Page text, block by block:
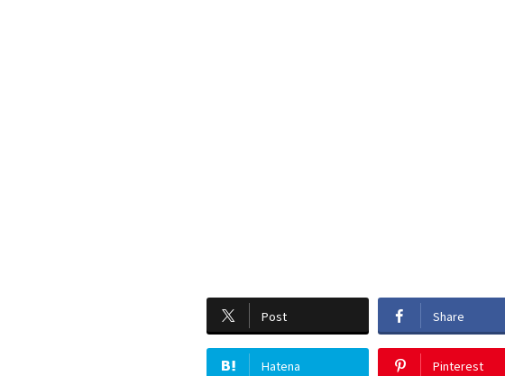
Post Share
Hatena Pinterest